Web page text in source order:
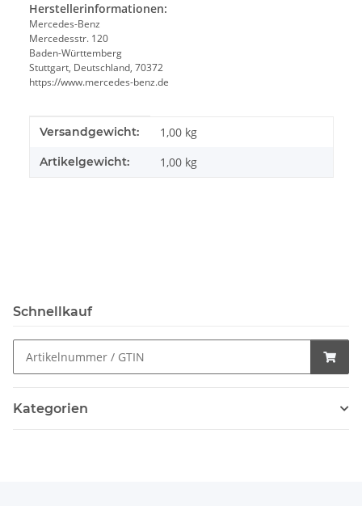
Herstellerinformationen:
Mercedes-Benz
Mercedesstr. 120
Baden-Württemberg
Stuttgart, Deutschland, 70372
https://www.mercedes-benz.de
Produkteigenschaft
Wert
Versandgewicht: 1,00 kg
Artikelgewicht: 1,00 kg
Schnellkauf
Kategorien